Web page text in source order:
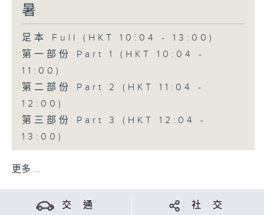
暑
足本 Full (HKT 10:04 - 13:00)
第一部份 Part 1 (HKT 10:04 -
11:00)
第二部份 Part 2 (HKT 11:04 -
12:00)
第三部份 Part 3 (HKT 12:04 -
13:00)
更多 ...
交 通 社 交